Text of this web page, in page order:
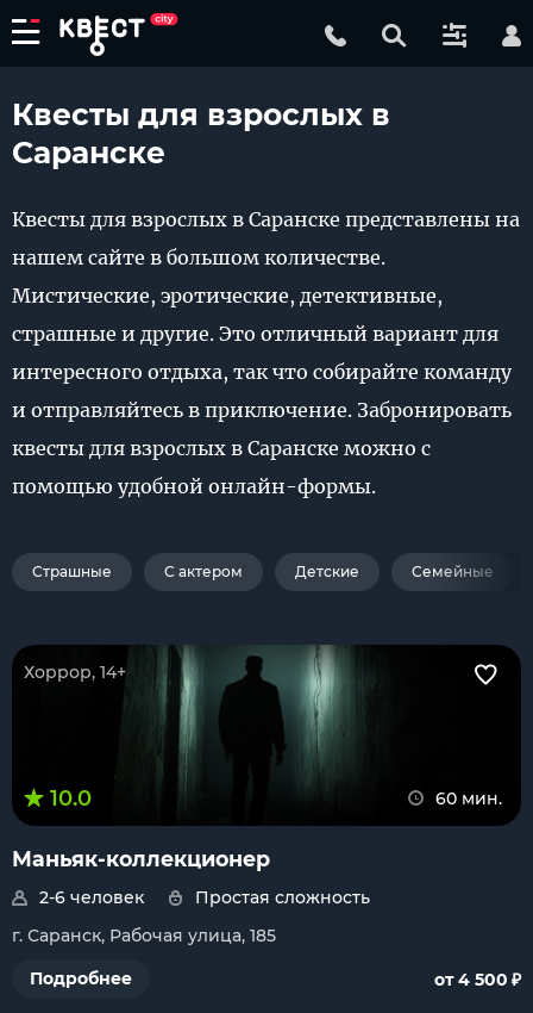
Квесты для взрослых в
Саранске
Квесты для взрослых в Саранске представлены на
нашем сайте в большом количестве.
Мистические, эротические, детективные,
страшные и другие. Это отличный вариант для
интересного отдыха, так что собирайте команду
и отправляйтесь в приключение. Забронировать
квесты для взрослых в Саранске можно с
помощью удобной онлайн-формы.
Страшные С актером Детские Семейные
Хоррор, 14+
10.0 60 мин.
Маньяк-коллекционер
2-6 человек
Простая сложность
г. Саранск, Рабочая улица, 185
Подробнее
от 4 500 ₽